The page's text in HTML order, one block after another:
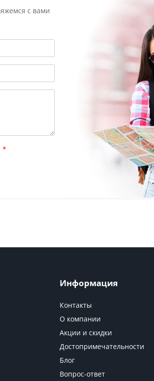
с вами
*
Информация
Контакты
О компании
Акции и скидки
Достопримечательности
Блог
Вопрос-ответ